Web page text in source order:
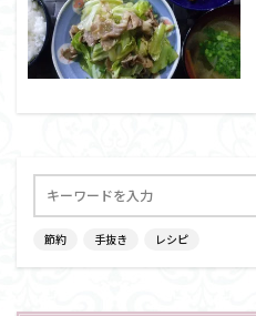
節約 手抜き レシピ